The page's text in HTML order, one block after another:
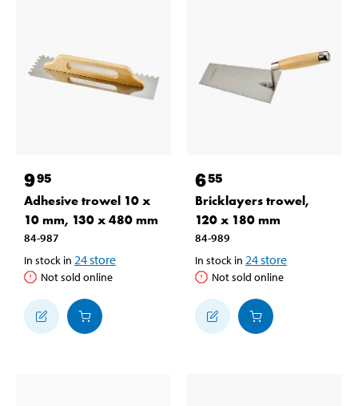
995
Adhesive trowel 10 x
10 mm, 130 x 480 mm
84-987
In stock in 24store
Not sold online
655
Bricklayers trowel,
120 x 180 mm
84-989
In stock in 24store
Not sold online